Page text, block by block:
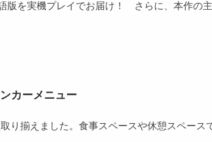
を実機プレイでお届け！ さらに、本作の
カーメニュー
揃えました。食事スペースや休憩スペース